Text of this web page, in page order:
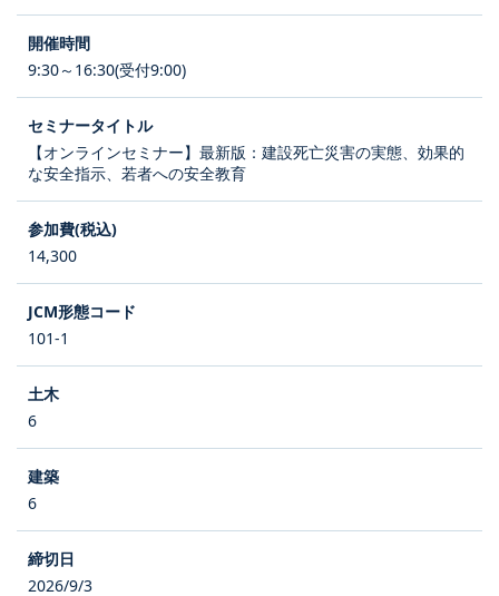
9:30～16:30(受付9:00)
【オンラインセミナー】最新版：建設死亡災害の実態、効果的
な安全指示、若者への安全教育
14,300
101-1
6
6
2026/9/3